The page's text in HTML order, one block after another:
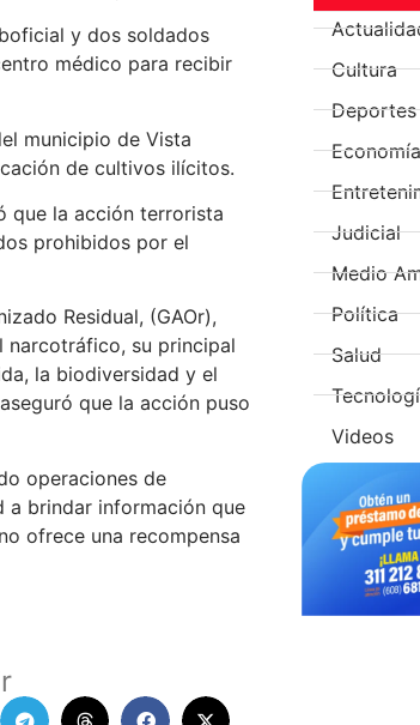
y dos soldados
médico para recibir
municipio de Vista
de cultivos ilícitos.
que la acción terrorista
prohibidos por el
Residual, (GAOr),
narcotráfico, su principal
la biodiversidad y el
que la acción puso
operaciones de
a brindar información que
ofrece una recompensa
Cultura
Deportes
Judicial
Medio
Política
Salud
Videos